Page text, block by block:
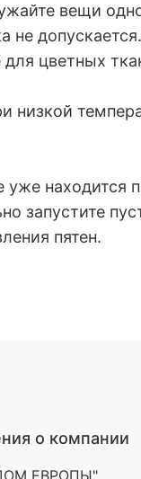
вещи
не допускается.
цветных
низкой
находится
запустите
пятен.
о компании
ЕВРОПЫ"